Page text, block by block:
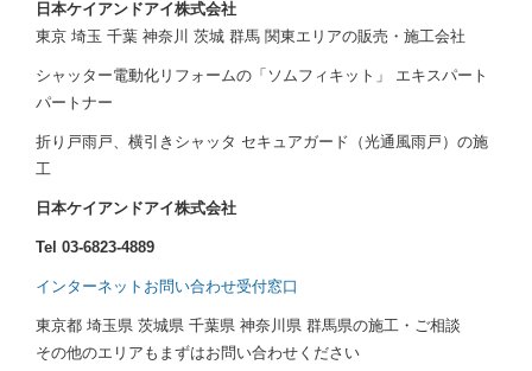
日本ケイアンドアイ株式会社
東京 埼玉 千葉 神奈川 茨城 群馬 関東エリアの販売・施工会社
シャッター電動化リフォームの「ソムフィキット」 エキスパート
パートナー
折り戸雨戸、横引きシャッタ セキュアガード（光通風雨戸）の施
工
日本ケイアンドアイ株式会社
Tel 03-6823-4889
インターネットお問い合わせ受付窓口
東京都 埼玉県 茨城県 千葉県 神奈川県 群馬県の施工・ご相談
その他のエリアもまずはお問い合わせください